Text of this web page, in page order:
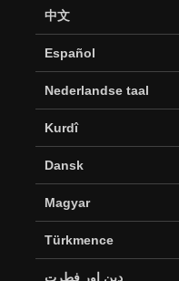
中文
Español
Nederlandse taal
Kurdî
Dansk
Magyar
Türkmence
دین اور فطرت